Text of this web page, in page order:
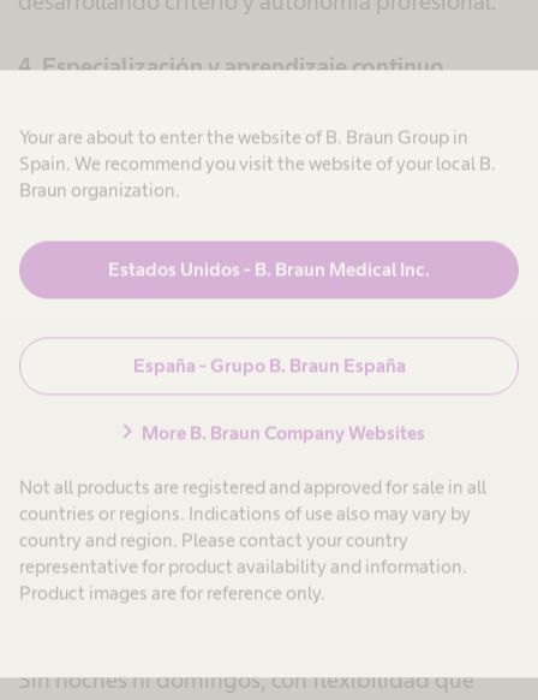
Your are about to enter the website of B. Braun Group in
Spain. We recommend you visit the website of your local B.
Braun organization.
Estados Unidos - B. Braun Medical Inc.
España - Grupo B. Braun España
chevron_right More B. Braun Company Websites
Not all products are registered and approved for sale in all
countries or regions. Indications of use also may vary by
country and region. Please contact your country
representative for product availability and information.
Product images are for reference only.
4. Especialización y aprendizaje continuo
La diálisis es una especialidad con gran
proyección. En Avitum recibirás formación desde
el primer día, acompañamiento constante y
oportunidades reales para crecer como
especialista en enfermería nefrológica.
5. Trabajo en equipo que suma
colaboración real entre enfermería, nefrólogos y
otros profesionales. Un entorno cercano donde el
apoyo y el aprendizaje compartido forman parte
del día a día.
Sin noches ni domingos, con flexibilidad que